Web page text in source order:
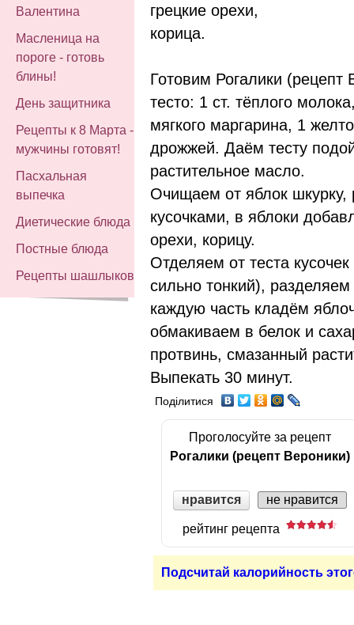
Валентина
Масленица на
пороге - готовь
блины!
День защитника
Рецепты к 8 Марта -
мужчины готовят!
Пасхальная
выпечка
Диетические блюда
Постные блюда
Рецепты шашлыков
грецкие орехи,
корица.
Готовим Рогалики
тесто: 1 ст. тёплого
мягкого маргарина, 1
дрожжей. Даём тесту
растительное масло.
Очищаем от яблок
кусочками, в яблоки
орехи, корицу.
Отделяем от теста
сильно тонкий),
каждую часть кладём
обмакиваем в белок и
протвинь, смазанный
Выпекать 30 минут.
Поділитися
Проголосуйте за рецепт
Рогалики (рецепт Вероники)
нравится не нравится
рейтинг рецепта
Подсчитай калорийность